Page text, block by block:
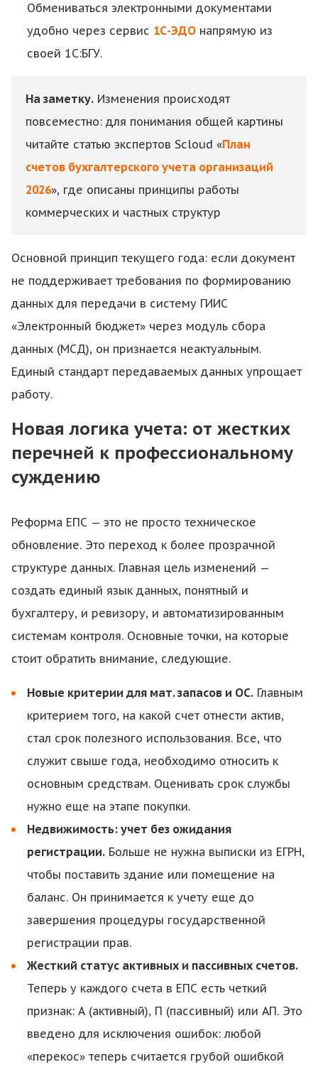
Обмениваться электронными документами
удобно через сервис 1С-ЭДО напрямую из
своей 1С:БГУ.
На заметку. Изменения происходят
повсеместно: для понимания общей картины
читайте статью экспертов Scloud «План
счетов бухгалтерского учета организаций
2026», где описаны принципы работы
коммерческих и частных структур
Основной принцип текущего года: если документ
не поддерживает требования по формированию
данных для передачи в систему ГИИС
«Электронный бюджет» через модуль сбора
данных (МСД), он признается неактуальным.
Единый стандарт передаваемых данных упрощает
работу.
Новая логика учета: от жестких
перечней к профессиональному
суждению
Реформа ЕПС — это не просто техническое
обновление. Это переход к более прозрачной
структуре данных. Главная цель изменений —
создать единый язык данных, понятный и
бухгалтеру, и ревизору, и автоматизированным
системам контроля. Основные точки, на которые
стоит обратить внимание, следующие.
Новые критерии для мат. запасов и ОС. Главным
критерием того, на какой счет отнести актив,
стал срок полезного использования. Все, что
служит свыше года, необходимо относить к
основным средствам. Оценивать срок службы
нужно еще на этапе покупки.
Недвижимость: учет без ожидания
регистрации. Больше не нужна выписки из ЕГРН,
чтобы поставить здание или помещение на
баланс. Он принимается к учету еще до
завершения процедуры государственной
регистрации прав.
Жесткий статус активных и пассивных счетов.
Теперь у каждого счета в ЕПС есть четкий
признак: А (активный), П (пассивный) или АП. Это
введено для исключения ошибок: любой
«перекос» теперь считается грубой ошибкой